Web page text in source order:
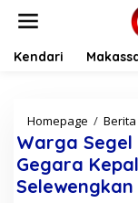
Kendari
Homepage /
Warga
Gegara